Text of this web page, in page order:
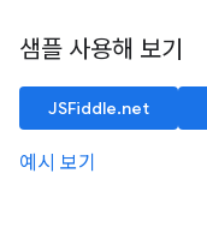
샘플 사용해 보기
JSFiddle.net
예시 보기